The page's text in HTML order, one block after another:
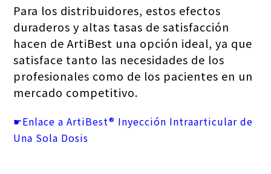
Para los distribuidores, estos efectos
duraderos y altas tasas de satisfacción
hacen de ArtiBest una opción ideal, ya que
satisface tanto las necesidades de los
profesionales como de los pacientes en un
mercado competitivo.
☛Enlace a ArtiBest® Inyección Intraarticular de
Una Sola Dosis